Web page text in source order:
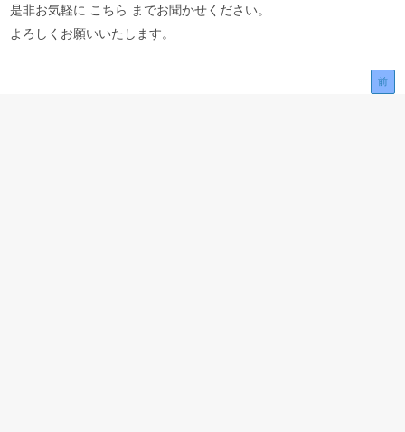
是非お気軽に こちら までお聞かせください。
よろしくお願いいたします。
前